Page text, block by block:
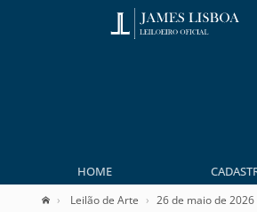
HOME
Leilão de Arte 26 de maio de 2026